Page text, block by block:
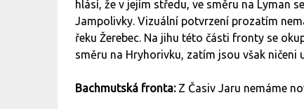
hlásí, že v jejím středu, ve směru na Lyman
Jampolivky. Vizuální potvrzení prozatím
řeku Žerebec. Na jihu této části fronty se
směru na Hryhorivku, zatím jsou však ničeni
Bachmutská fronta: Z Časiv Jaru nemáme